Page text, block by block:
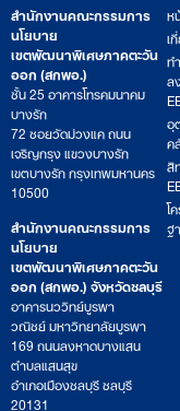
สำนักงานคณะกรรมการ
นโยบาย
เขตพัฒนาพิเศษภาคตะวัน
ออก (สกพอ.)
ชั้น 25 อาคารโทรคมนาคม
บางรัก
72 ซอยวัดม่วงแค ถนน
เจริญกรุง แขวงบางรัก
เขตบางรัก กรุงเทพมหานคร
10500
สำนักงานคณะกรรมการ
นโยบาย
เขตพัฒนาพิเศษภาคตะวัน
ออก (สกพอ.) จังหวัดชลบุรี
อาคารนววิทย์บูรพา
วณิชย์ มหาวิทยาลัยบูรพา
169 ถนนลงหาดบางแสน
ตำบลแสนสุข
อำเภอเมืองชลบุรี ชลบุรี
20131
ห
เ
ท
ล
อุ
ค
สิ
โ
ฐ